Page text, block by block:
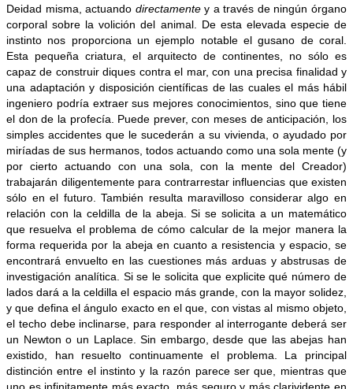
Deidad misma, actuando directamentey a través de ningún órgano
corporal sobre la volición del animal. De esta elevada especie de
instinto nos proporciona un ejemplo notable el gusano de coral.
Esta pequeña criatura, el arquitecto de continentes, no sólo es
capaz de construir diques contra el mar, con una precisa finalidad y
una adaptación y disposición científicas de las cuales el más hábil
ingeniero podría extraer sus mejores conocimientos, sino que tiene
el don de la profecía. Puede prever, con meses de anticipación, los
simples accidentes que le sucederán a su vivienda, o ayudado por
miríadas de sus hermanos, todos actuando como una sola mente (y
por cierto actuando con una sola, con la mente del Creador)
trabajarán diligentemente para contrarrestar influencias que existen
sólo en el futuro. También resulta maravilloso considerar algo en
relación con la celdilla de la abeja. Si se solicita a un matemático
que resuelva el problema de cómo calcular de la mejor manera la
forma requerida por la abeja en cuanto a resistencia y espacio, se
encontrará envuelto en las cuestiones más arduas y abstrusas de
investigación analítica. Si se le solicita que explicite qué número de
lados dará a la celdilla el espacio más grande, con la mayor solidez,
y que defina el ángulo exacto en el que, con vistas al mismo objeto,
el techo debe inclinarse, para responder al interrogante deberá ser
un Newton o un Laplace. Sin embargo, desde que las abejas han
existido, han resuelto continuamente el problema. La principal
distinción entre el instinto y la razón parece ser que, mientras que